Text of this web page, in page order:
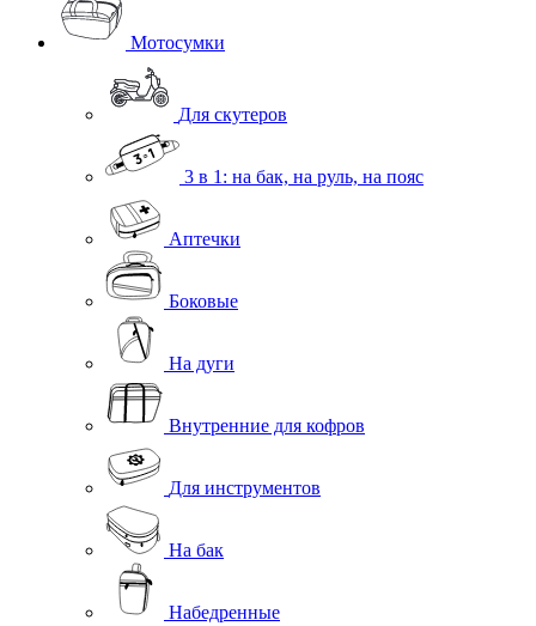
Мотосумки
Для скутеров
3 в 1: на бак, на руль, на пояс
Аптечки
Боковые
На дуги
Внутренние для кофров
Для инструментов
На бак
Набедренные